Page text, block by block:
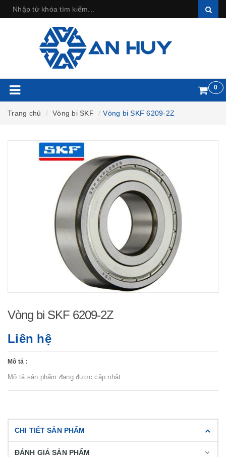
0
Trang chủ Vòng bi SKF Vòng bi SKF 6209-2Z
Vòng bi SKF 6209-2Z
Liên hệ
Mô tả :
Mô tả sản phẩm đang được cập nhật
CHI TIẾT SẢN PHẨM
ĐÁNH GIÁ SẢN PHẨM